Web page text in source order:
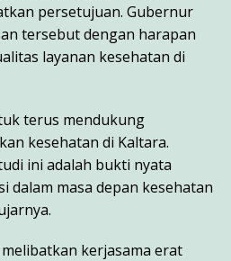
persetujuan. Gubernur
tersebut dengan harapan
layanan kesehatan di
terus mendukung
kesehatan di Kaltara.
ini adalah bukti nyata
dalam masa depan kesehatan
kerjasama erat